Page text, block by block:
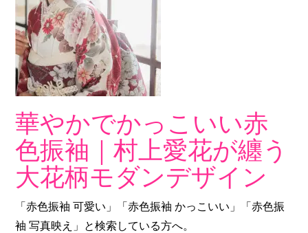
華やかでかっこいい赤
色振袖｜村上愛花が纏う
大花柄モダンデザイン
「赤色振袖 可愛い」「赤色振袖 かっこいい」「赤色振
袖 写真映え」と検索している方へ。